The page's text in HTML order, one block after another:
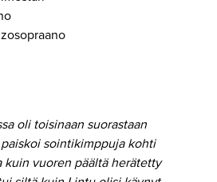
oli toisinaan suorastaan
sointikimppuja kohti
vuoren päältä herätetty